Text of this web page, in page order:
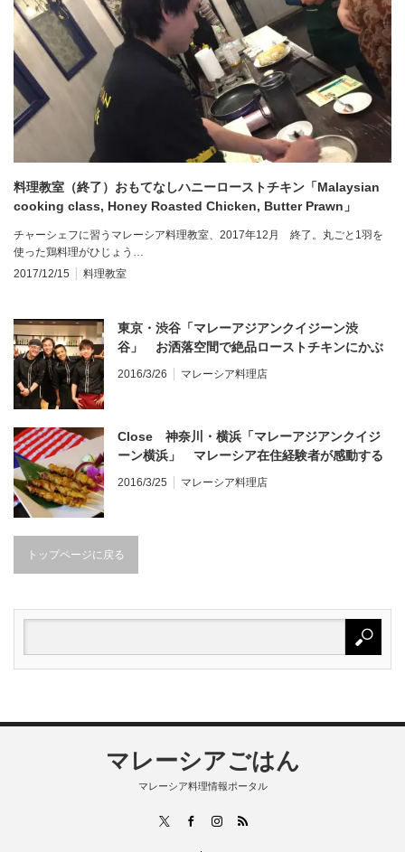
料理教室（終了）おもてなしハニーローストチキン「Malaysian
cooking class, Honey Roasted Chicken, Butter Prawn」
チャーシェフに習うマレーシア料理教室、2017年12月 終了。丸ごと1羽を
使った鶏料理がひじょう…
2017/12/15
料理教室
東京・渋谷「マレーアジアンクイジーン渋
谷」 お洒落空間で絶品ローストチキンにかぶ
2016/3/26 マレーシア料理店
Close 神奈川・横浜「マレーアジアンクイジ
ーン横浜」 マレーシア在住経験者が感動する
2016/3/25 マレーシア料理店
トップページに戻る
マレーシアごはん
マレーシア料理情報ポータル
FacebookInstagram
RSS